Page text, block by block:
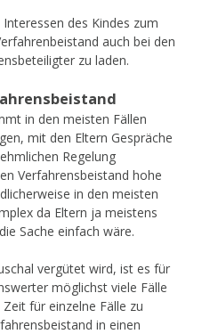
des Kindes zum
auch bei den
zu laden.
in den meisten Fällen
mit den Eltern Gespräche
Regelung
Verfahrensbeistand hohe
in den meisten
da Eltern ja meistens
Sache einfach wäre.
vergütet wird, ist es für
möglichst viele Fälle
für einzelne Fälle zu
in einen